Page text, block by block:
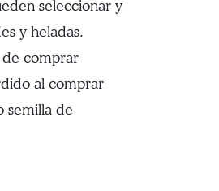
seleccionar y
y heladas.
de comprar
al comprar
semilla de